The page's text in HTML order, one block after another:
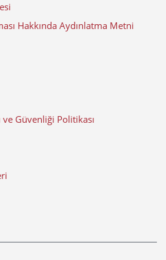
Hakkında Aydınlatma Metni
ve Güvenliği Politikası